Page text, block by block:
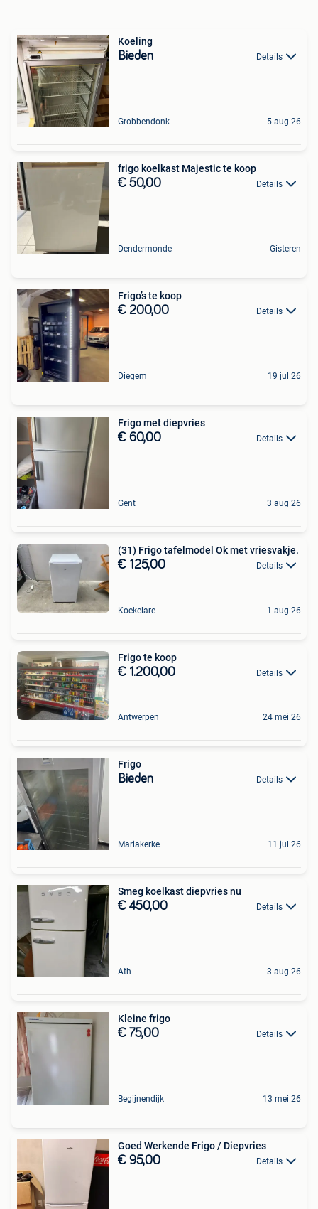
Koeling
Bieden Details
Grobbendonk 5 aug 26
frigo koelkast Majestic te koop
€ 50,00 Details
Dendermonde Gisteren
Frigo’s te koop
€ 200,00 Details
Diegem 19 jul 26
Frigo met diepvries
€ 60,00 Details
Gent 3 aug 26
(31) Frigo tafelmodel Ok met vriesvakje.
€ 125,00 Details
Koekelare 1 aug 26
Frigo te koop
€ 1.200,00 Details
Antwerpen 24 mei 26
Frigo
Bieden Details
Mariakerke 11 jul 26
Smeg koelkast diepvries nu
€ 450,00 Details
Ath 3 aug 26
Kleine frigo
€ 75,00 Details
Begijnendijk 13 mei 26
Goed Werkende Frigo / Diepvries
€ 95,00 Details